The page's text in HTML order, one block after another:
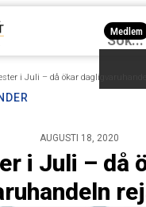
Medlem
i Juli – då ökar
AUGUSTI 18, 2020
i Juli – då